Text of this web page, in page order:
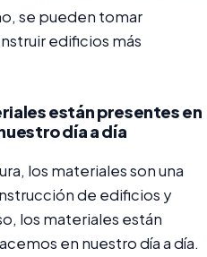
se pueden tomar
edificios más
están presentes en
día a día
los materiales son una
de edificios y
los materiales están
en nuestro día a día.